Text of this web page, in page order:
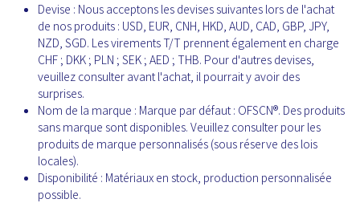
Devise : Nous acceptons les devises suivantes lors de l'achat
de nos produits : USD, EUR, CNH, HKD, AUD, CAD, GBP, JPY,
NZD, SGD. Les virements T/T prennent également en charge
CHF ; DKK ; PLN ; SEK ; AED ; THB. Pour d'autres devises,
veuillez consulter avant l'achat, il pourrait y avoir des
surprises.
Nom de la marque : Marque par défaut : OFSCN®. Des produits
sans marque sont disponibles. Veuillez consulter pour les
produits de marque personnalisés (sous réserve des lois
locales).
Disponibilité : Matériaux en stock, production personnalisée
possible.